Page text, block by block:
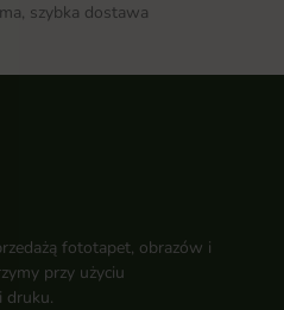
szybka dostawa
fototapet, obrazów i
przy użyciu
druku.